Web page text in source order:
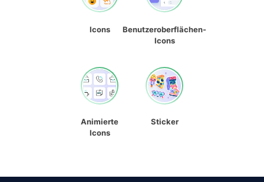
Icons
Benutzeroberflächen-
Icons
Animierte
Icons
Sticker